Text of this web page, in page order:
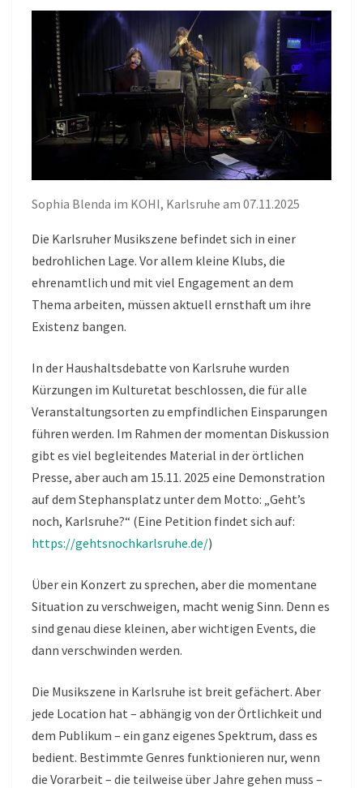
AM
07.11.2025
Sophia Blenda im KOHI, Karlsruhe am 07.11.2025
Die Karlsruher Musikszene befindet sich in einer
bedrohlichen Lage. Vor allem kleine Klubs, die
ehrenamtlich und mit viel Engagement an dem
Thema arbeiten, müssen aktuell ernsthaft um ihre
Existenz bangen.
In der Haushaltsdebatte von Karlsruhe wurden
Kürzungen im Kulturetat beschlossen, die für alle
Veranstaltungsorten zu empfindlichen Einsparungen
führen werden. Im Rahmen der momentan Diskussion
gibt es viel begleitendes Material in der örtlichen
Presse, aber auch am 15.11. 2025 eine Demonstration
auf dem Stephansplatz unter dem Motto: „Geht’s
noch, Karlsruhe?“ (Eine Petition findet sich auf:
https://gehtsnochkarlsruhe.de/)
Über ein Konzert zu sprechen, aber die momentane
Situation zu verschweigen, macht wenig Sinn. Denn es
sind genau diese kleinen, aber wichtigen Events, die
dann verschwinden werden.
Die Musikszene in Karlsruhe ist breit gefächert. Aber
jede Location hat – abhängig von der Örtlichkeit und
dem Publikum – ein ganz eigenes Spektrum, dass es
bedient. Bestimmte Genres funktionieren nur, wenn
die Vorarbeit – die teilweise über Jahre gehen muss –